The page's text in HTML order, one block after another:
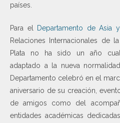
países.
Para el Departamento de Asia
Relaciones Internacionales de
Plata no ha sido un año
adaptado a la nueva
Departamento celebró en el
aniversario de su creación,
de amigos como del
entidades académicas